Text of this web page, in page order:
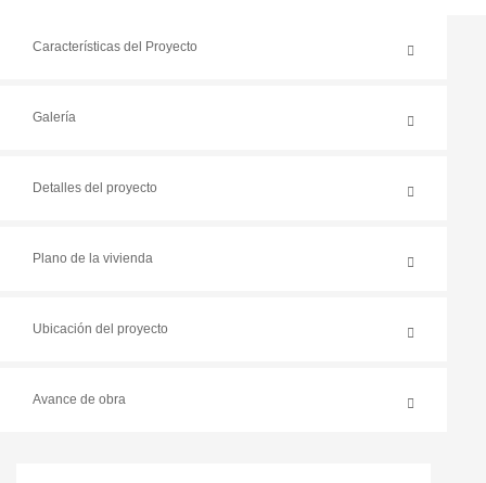
Características del Proyecto
Galería
Detalles del proyecto
Plano de la vivienda
Ubicación del proyecto
Avance de obra